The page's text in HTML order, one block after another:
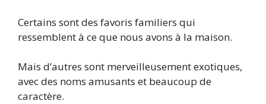
Certains sont des favoris familiers qui
ressemblent à ce que nous avons à la maison.
Mais d’autres sont merveilleusement exotiques,
avec des noms amusants et beaucoup de
caractère.